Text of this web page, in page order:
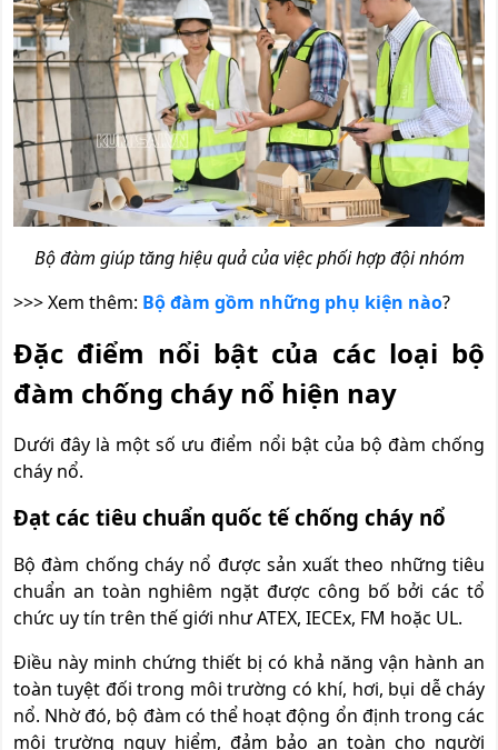
Bộ đàm giúp tăng hiệu quả của việc phối hợp đội nhóm
>>> Xem thêm: Bộ đàm gồm những phụ kiện nào?
Đặc điểm nổi bật của các loại bộ
đàm chống cháy nổ hiện nay
Dưới đây là một số ưu điểm nổi bật của bộ đàm chống
cháy nổ.
Đạt các tiêu chuẩn quốc tế chống cháy nổ
Bộ đàm chống cháy nổ được sản xuất theo những tiêu
chuẩn an toàn nghiêm ngặt được công bố bởi các tổ
chức uy tín trên thế giới như ATEX, IECEx, FM hoặc UL.
Điều này minh chứng thiết bị có khả năng vận hành an
toàn tuyệt đối trong môi trường có khí, hơi, bụi dễ cháy
nổ. Nhờ đó, bộ đàm có thể hoạt động ổn định trong các
môi trường nguy hiểm, đảm bảo an toàn cho người